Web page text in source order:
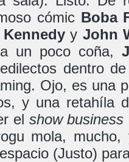
cómic Boba
Kennedyy John
un poco coña,
dentro
Ojo, es una
y una retahíla
el show business
mola,
(Justo)